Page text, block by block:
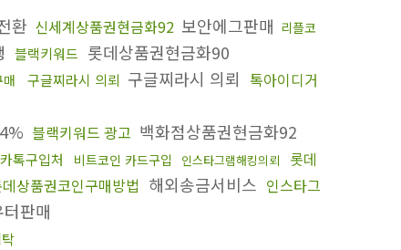
환 신세계상품권현금화92 보안에그판매 리플코
블랙키워드 롯데상품권현금화90
구글찌라시 의뢰 구글찌라시 의뢰 톡아이디거
블랙키워드 광고 백화점상품권현금화92
톡구입처 비트코인 카드구입 인스타그램해킹의뢰
롯데
상품권코인구매방법 해외송금서비스 인스타그
판매